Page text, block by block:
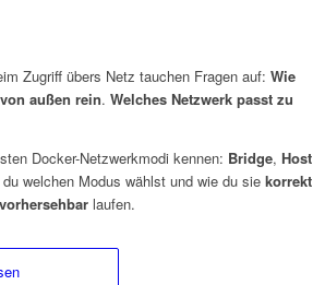
Zugriff übers Netz tauchen Fragen auf: Wie
außen rein. Welches Netzwerk passt zu
Docker-Netzwerkmodi kennen: Bridge, Host
welchen Modus wählst und wie du sie korrekt
vorhersehbar laufen.